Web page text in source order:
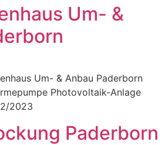
Um- &
Um- & Anbau Paderborn
Photovoltaik-Anlage
2023
Paderborn